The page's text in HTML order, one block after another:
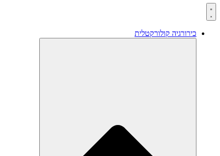
כירורגיה קולורקטלית